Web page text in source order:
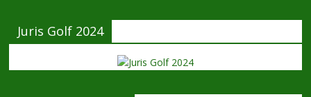
Juris Golf 2024